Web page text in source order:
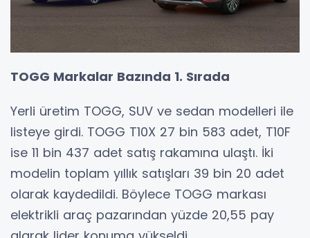
TOGG Markalar Bazında 1. Sırada
Yerli üretim TOGG, SUV ve sedan modelleri ile
listeye girdi. TOGG T10X 27 bin 583 adet, T10F
ise 11 bin 437 adet satış rakamına ulaştı. İki
modelin toplam yıllık satışları 39 bin 20 adet
olarak kaydedildi. Böylece TOGG markası
elektrikli araç pazarından yüzde 20,55 pay